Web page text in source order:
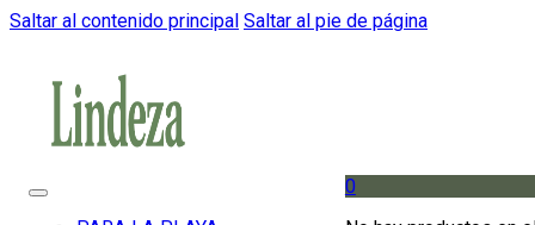
Saltar al contenido principal Saltar al pie de página
0